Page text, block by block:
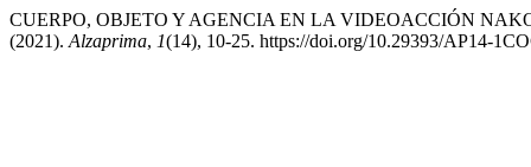
CUERPO, OBJETO Y AGENCIA EN LA VIDEOACCIÓN
(2021). Alzaprima, 1(14), 10-25. https://doi.org/10.29393/AP14-